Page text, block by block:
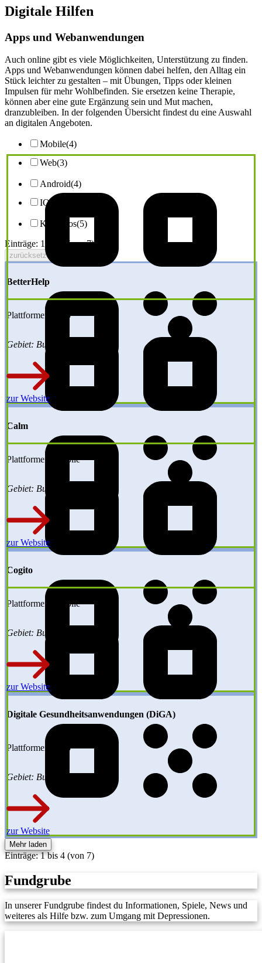
Digitale Hilfen
Apps und Webanwendungen
Auch online gibt es viele Möglichkeiten, Unterstützung zu finden.
Apps und Webanwendungen können dabei helfen, den Alltag ein
Stück leichter zu gestalten – mit Übungen, Tipps oder kleinen
Impulsen für mehr Wohlbefinden. Sie ersetzen keine Therapie,
können aber eine gute Ergänzung sein und Mut machen,
dranzubleiben. In der folgenden Übersicht findest du eine Auswahl
an digitalen Angeboten.
Mobile(4)
Web(3)
Android(4)
IOS
Kostenlos(5)
Einträge: 1 bis 4 (von 7)
zurücksetzen
BetterHelp
Plattformen: Web
Gebiet: Bundesweit
zur Website
Calm
Plattformen: Mobile
Gebiet: Bundesweit
zur Website
Cogito
Plattformen: Mobile
Gebiet: Bundesweit
zur Website
Digitale Gesundheitsanwendungen (DiGA)
Plattformen: Web
Gebiet: Bundesweit
zur Website
Mehr laden
Einträge: 1 bis 4 (von 7)
Fundgrube
In unserer Fundgrube findest du Informationen, Spiele, News und
weiteres als Hilfe bzw. zum Umgang mit Depressionen.